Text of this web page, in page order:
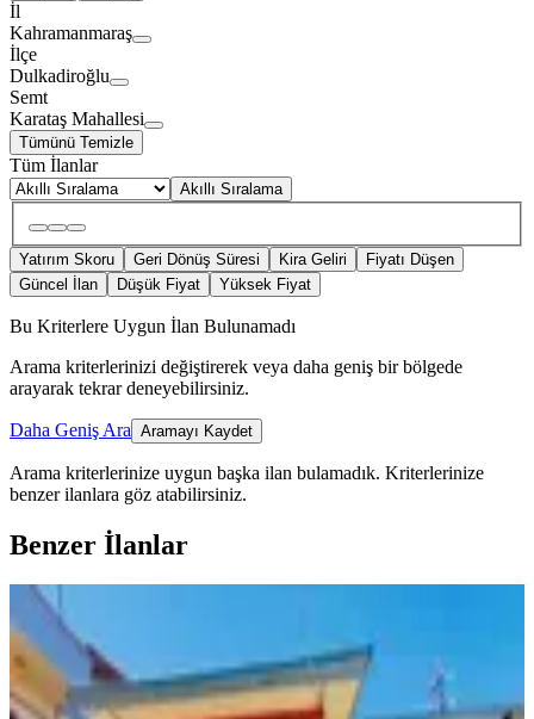
İl
Kahramanmaraş
İlçe
Dulkadiroğlu
Semt
Karataş Mahallesi
Tümünü Temizle
Tüm İlanlar
Akıllı Sıralama
Yatırım Skoru Geri Dönüş Süresi Kira Geliri
Fiyatı Düşen
Güncel İlan
Düşük Fiyat Yüksek Fiyat
Bu Kriterlere Uygun İlan Bulunamadı
Arama kriterlerinizi değiştirerek veya daha geniş bir bölgede
arayarak tekrar deneyebilirsiniz.
Daha Geniş Ara Aramayı Kaydet
Arama kriterlerinize uygun başka ilan bulamadık. Kriterlerinize
benzer ilanlara göz atabilirsiniz.
Benzer İlanlar
MANZARALI
2023 Sonrası Çelik Müstakilev
Dulkadiroğlu, Eyüp Sultan Mahallesi